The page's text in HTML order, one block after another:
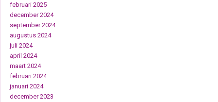
februari 2025
december 2024
september 2024
augustus 2024
juli 2024
april 2024
maart 2024
februari 2024
januari 2024
december 2023